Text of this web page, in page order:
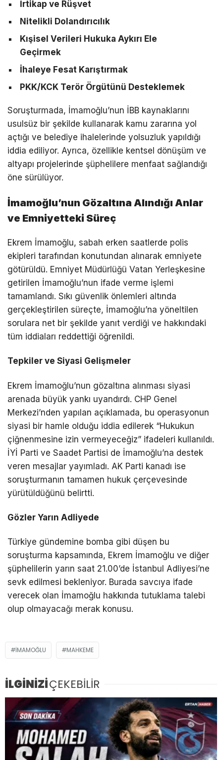
İrtikap ve Rüşvet
Nitelikli Dolandırıcılık
Kışisel Verileri Hukuka Aykırı Ele
Geçirmek
İhaleye Fesat Karıştırmak
PKK/KCK Terör Örgütünü Desteklemek
Soruşturmada, İmamoğlu’nun İBB kaynaklarını
usulsüz bir şekilde kullanarak kamu zararına yol
açtığı ve belediye ihalelerinde yolsuzluk yapıldığı
iddia ediliyor. Ayrıca, özellikle kentsel dönüşüm ve
altyapı projelerinde şüphelilere menfaat sağlandığı
öne sürülüyor.
İmamoğlu’nun Gözaltına Alındığı Anlar
ve Emniyetteki Süreç
Ekrem İmamoğlu, sabah erken saatlerde polis
ekipleri tarafından konutundan alınarak emniyete
götürüldü. Emniyet Müdürlüğü Vatan Yerleşkesine
getirilen İmamoğlu’nun ifade verme işlemi
tamamlandı. Sıkı güvenlik önlemleri altında
gerçekleştirilen süreçte, İmamoğlu’na yöneltilen
sorulara net bir şekilde yanıt verdiği ve hakkındaki
tüm iddiaları reddettiği öğrenildi.
Tepkiler ve Siyasi Gelişmeler
Ekrem İmamoğlu’nun gözaltına alınması siyasi
arenada büyük yankı uyandırdı. CHP Genel
Merkezi’nden yapılan açıklamada, bu operasyonun
siyasi bir hamle olduğu iddia edilerek “Hukukun
çiğnenmesine izin vermeyeceğiz” ifadeleri kullanıldı.
İYİ Parti ve Saadet Partisi de İmamoğlu’na destek
veren mesajlar yayımladı. AK Parti kanadı ise
soruşturmanın tamamen hukuk çerçevesinde
yürütüldüğünü belirtti.
Gözler Yarın Adliyede
Türkiye gündemine bomba gibi düşen bu
soruşturma kapsamında, Ekrem İmamoğlu ve diğer
şüphelilerin yarın saat 21.00’de İstanbul Adliyesi’ne
sevk edilmesi bekleniyor. Burada savcıya ifade
verecek olan İmamoğlu hakkında tutuklama talebi
olup olmayacağı merak konusu.
İMAMOĞLU MAHKEME
İLGİNİZİÇEKEBİLİR